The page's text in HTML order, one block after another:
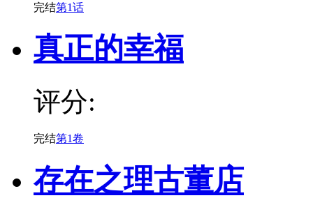
完结第1话
真正的幸福
评分:
完结第1卷
存在之理古董店